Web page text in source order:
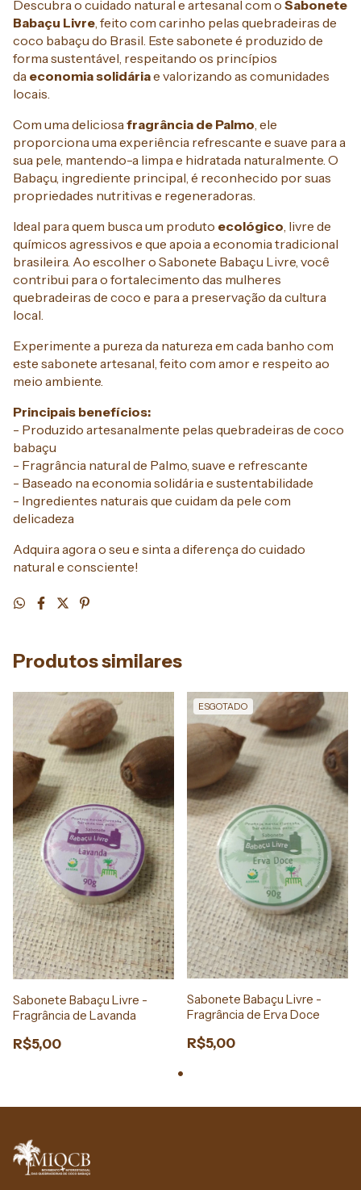
Descubra o cuidado natural e artesanal com o Sabonete
Babaçu Livre , feito com carinho pelas quebradeiras de
coco babaçu do Brasil. Este sabonete é produzido de
forma sustentável, respeitando os princípios
da economia solidáriae valorizando as comunidades
locais.
Com uma deliciosa fragrância de Palmo , ele
proporciona uma experiência refrescante e suave para a
sua pele, mantendo-a limpa e hidratada naturalmente. O
Babaçu, ingrediente principal, é reconhecido por suas
propriedades nutritivas e regeneradoras.
Ideal para quem busca um produto ecológico , livre de
químicos agressivos e que apoia a economia tradicional
brasileira. Ao escolher o Sabonete Babaçu Livre, você
contribui para o fortalecimento das mulheres
quebradeiras de coco e para a preservação da cultura
local.
Experimente a pureza da natureza em cada banho com
este sabonete artesanal, feito com amor e respeito ao
meio ambiente.
Principais benefícios:
- Produzido artesanalmente pelas quebradeiras de coco
babaçu
- Fragrância natural de Palmo, suave e refrescante
- Baseado na economia solidária e sustentabilidade
- Ingredientes naturais que cuidam da pele com
delicadeza
Adquira agora o seu e sinta a diferença do cuidado
natural e consciente!
Produtos similares
Sabonete Babaçu Livre -
Fragrância de Lavanda
R$5,00
ESGOTADO
Sabonete Babaçu Livre -
Fragrância de Erva Doce
R$5,00